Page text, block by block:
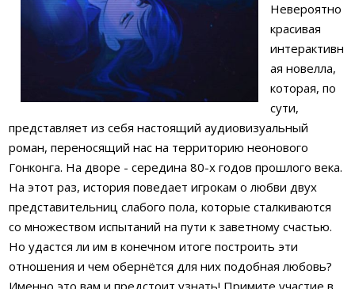
Невероятно
красивая
интерактивн
ая новелла,
которая, по
сути,
представляет из себя настоящий аудиовизуальный
роман, переносящий нас на территорию неонового
Гонконга. На дворе - середина 80-х годов прошлого века.
На этот раз, история поведает игрокам о любви двух
представительниц слабого пола, которые сталкиваются
со множеством испытаний на пути к заветному счастью.
Но удастся ли им в конечном итоге построить эти
отношения и чем обернётся для них подобная любовь?
Именно это вам и предстоит узнать! Примите участие в